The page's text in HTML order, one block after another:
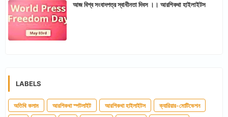
আজ বিশ্ব সংবাদপত্র স্বাধীনতা দিবস ।। আরশিকথা হাইলাইটস
LABELS
অতিথি কলাম আরশিকথা স্পটলাইট আরশিকথা হাইলাইটস ক্যারিয়ার-মোটিভেশন